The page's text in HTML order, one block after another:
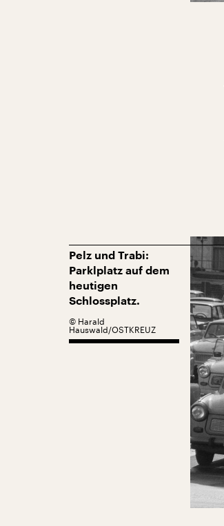
Pelz und Trabi:
Parklplatz auf dem
heutigen
Schlossplatz.
© Harald
Hauswald/OSTKREUZ